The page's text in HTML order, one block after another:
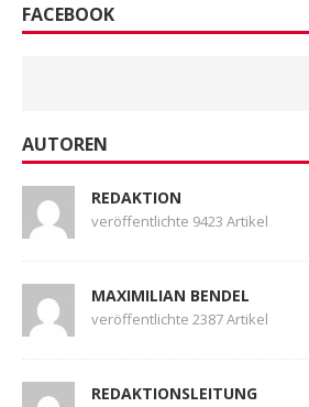
FACEBOOK
AUTOREN
REDAKTION
veröffentlichte 9423 Artikel
MAXIMILIAN BENDEL
veröffentlichte 2387 Artikel
REDAKTIONSLEITUNG